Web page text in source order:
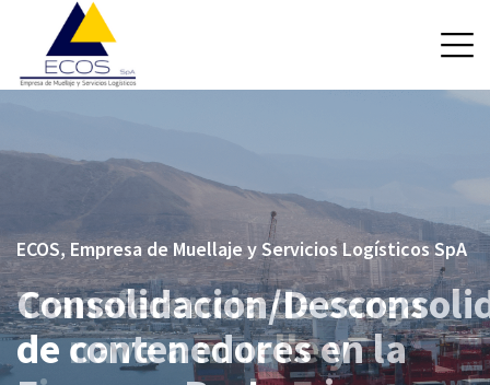
ECOS, Empresa de Muellaje y Servicios Logísticos SpA
Consolidacion/
de contenedores en la